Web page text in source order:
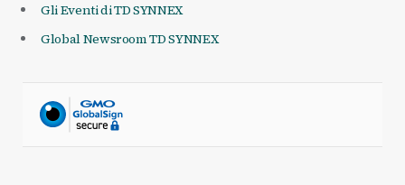
Gli Eventi di TD SYNNEX
Global Newsroom TD SYNNEX